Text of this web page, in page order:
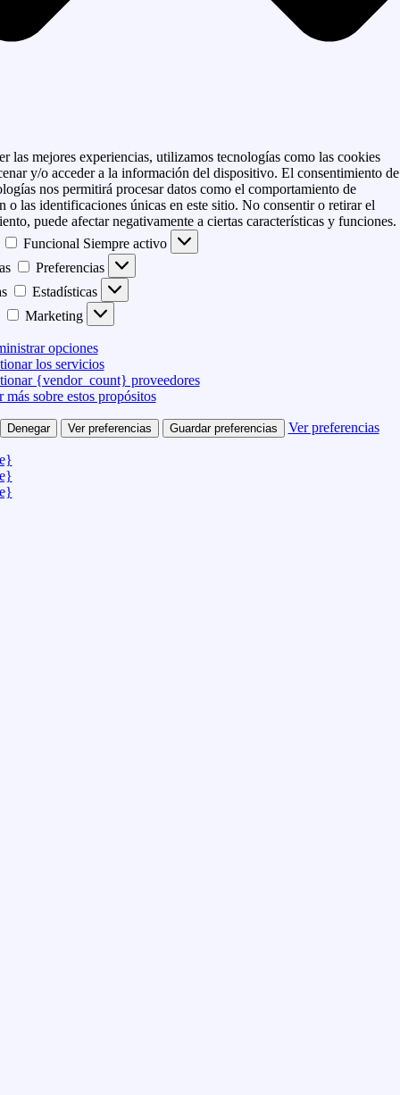
las mejores experiencias, utilizamos tecnologías como las cookies
y/o acceder a la información del dispositivo. El consentimiento de
nos permitirá procesar datos como el comportamiento de
o las identificaciones únicas en este sitio. No consentir o retirar el
puede afectar negativamente a ciertas características y funciones.
Funcional Siempre activo
Preferencias
Estadísticas
Marketing
opciones
los servicios
{vendor_count} proveedores
más sobre estos propósitos
Denegar Ver preferencias Guardar preferencias Ver preferencias